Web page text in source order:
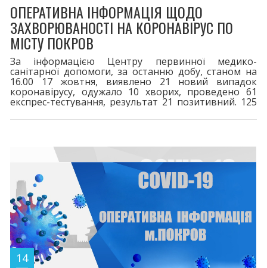
ОПЕРАТИВНА ІНФОРМАЦІЯ ЩОДО
ЗАХВОРЮВАНОСТІ НА КОРОНАВІРУС ПО
МІСТУ ПОКРОВ
За інформацією Центру первинної медико-
санітарної допомоги, за останню добу, станом на
16.00 17 жовтня, виявлено 21 новий випадок
коронавірусу, одужало 10 хворих, проведено 61
експрес-тестування, результат 21 позитивний. 125
Шпиталізовано 2 хворих. За весь період у місті
щеплено 16532. Третя бустерна доза - 4635,
четверта - 142. Шановні покровчани! При перших
14